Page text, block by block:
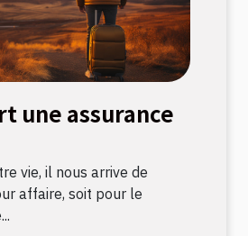
une assurance
vie, il nous arrive de
affaire, soit pour le